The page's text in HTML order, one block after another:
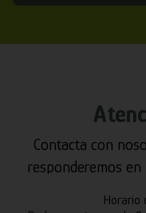
Contacta con
responderemos en
Horario